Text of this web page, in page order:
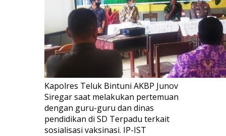
Kapolres Teluk Bintuni AKBP Junov
Siregar saat melakukan pertemuan
dengan guru-guru dan dinas
pendidikan di SD Terpadu terkait
sosialisasi vaksinasi. IP-IST